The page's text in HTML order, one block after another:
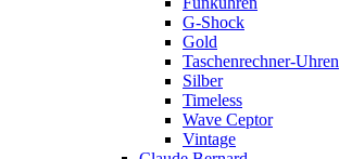
G-Shock
Gold
Taschenrechner-Uhren
Silber
Timeless
Wave Ceptor
Vintage